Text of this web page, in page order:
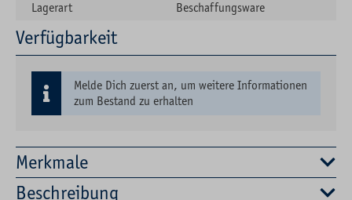
Merkmale
Beschreibung
Lagerart
Beschaffungsware
Verfügbarkeit
Melde Dich zuerst an, um weitere Informationen
zum Bestand zu erhalten